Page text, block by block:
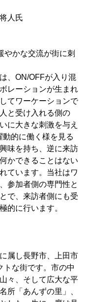
人氏
やかな交流が街に刺
、ON/OFFが入り混
レーションが生まれ
てワーケーションで
と受け入れる側の
に大きな刺激を与え
的に働く様を見る
味を持ち、逆に来訪
かできることはない
ています。当社はワ
参加者側の専門性と
で、来訪者側にも受
的に行います。
属し長野市、上田市
トな街です。市の中
々、そして広大な平
所「あんずの里」、